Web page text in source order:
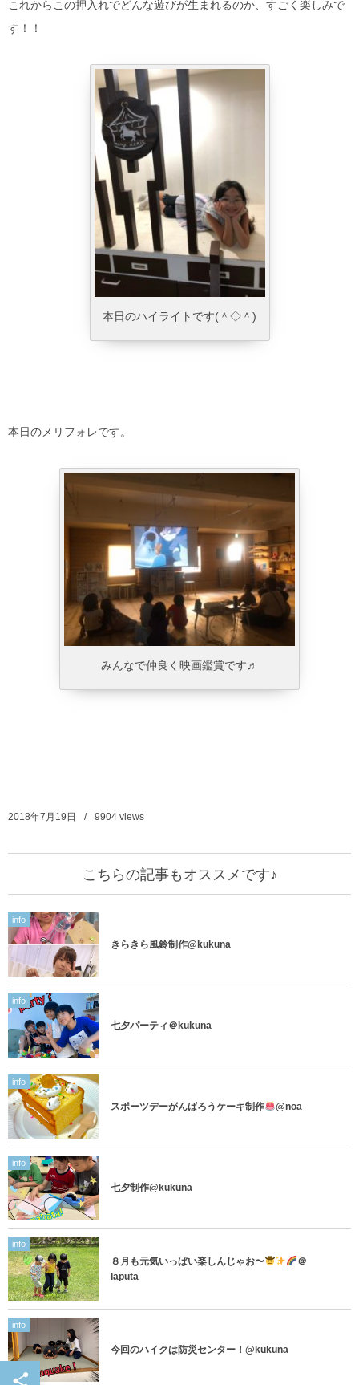
これからこの押入れでどんな遊びが生まれるのか、すごく楽しみで
す！！
本日のハイライトです(＾◇＾)
本日のメリフォレです。
みんなで仲良く映画鑑賞です♬
2018年7月19日 9904 views
こちらの記事もオススメです♪
info
きらきら風鈴制作@kukuna
info
七夕パーティ＠kukuna
info
スポーツデーがんばろうケーキ制作 @noa
info
七夕制作@kukuna
info
８月も元気いっぱい楽しんじゃお〜
＠
laputa
info
今回のハイクは防災センター！@kukuna